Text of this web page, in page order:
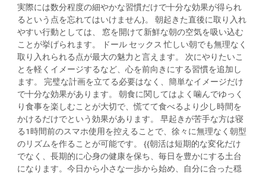
実際には数分程度の細やかな習慣だけで十分な効果が得られ
るという点を忘れてはいけません}。 朝起きた直後に取り入れ
やすい行動としては、 窓を開けて新鮮な朝の空気を吸い込む
ことが挙げられます。 ドール セックス 忙しい朝でも無理なく
取り入れられる点が最大の魅力と言えます。 次にやりたいこ
とを軽くイメージするなど、心を前向きにする習慣を追加し
ます。 完璧な計画を立てる必要はなく、簡単なイメージだけ
で十分な効果があります。 朝食に関してはよく噛んでゆっく
り食事を楽しむことが大切で、慌てて食べるより少し時間を
かけるだけでという効果があります。 早起きが苦手な方は寝
る1時間前のスマホ使用を控えることで、徐々に無理なく朝型
のリズムを作ることが可能です。 {{朝活は短期的な変化だけ
でなく、長期的に心身の健康を保ち、毎日を豊かにする土台
になります。今日から小さな一歩から始め、自分に合った穏